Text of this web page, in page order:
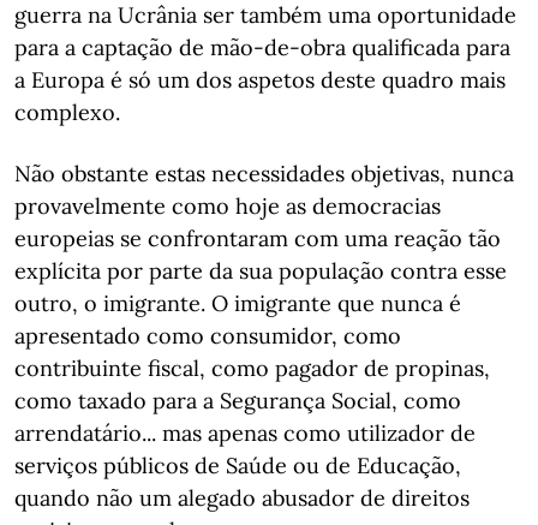
guerra na Ucrânia ser também uma oportunidade
para a captação de mão-de-obra qualificada para
a Europa é só um dos aspetos deste quadro mais
complexo.
Não obstante estas necessidades objetivas, nunca
provavelmente como hoje as democracias
europeias se confrontaram com uma reação tão
explícita por parte da sua população contra esse
outro, o imigrante. O imigrante que nunca é
apresentado como consumidor, como
contribuinte fiscal, como pagador de propinas,
como taxado para a Segurança Social, como
arrendatário... mas apenas como utilizador de
serviços públicos de Saúde ou de Educação,
quando não um alegado abusador de direitos